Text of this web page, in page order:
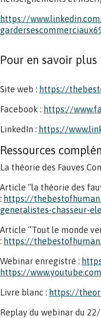
https://
Pour en savoir plus
Site web : https://
Facebook : https://
LinkedIn : https://
Ressources
La théorie des Fauves
Article “la théorie des
: https://
generalistes-chasseur-
Article “Tout le monde
: https://
Webinar enregistré :
https://
Livre blanc : https://
Replay du webinar du